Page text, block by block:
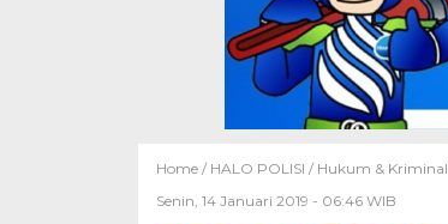
Home / HALO POLISI / Hukum & Kriminal
Senin, 14 Januari 2019 - 06:46 WIB